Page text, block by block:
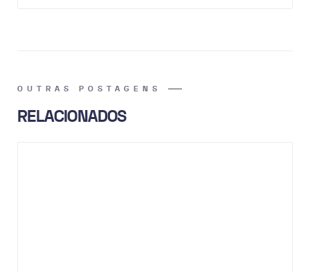
OUTRAS POSTAGENS
RELACIONADOS